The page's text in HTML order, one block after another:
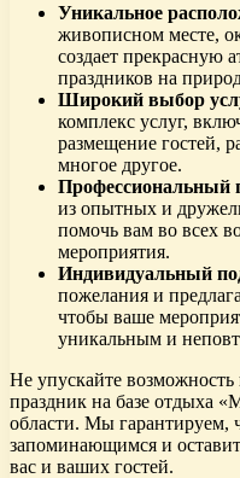
Уникальное
живописном месте,
создает прекрасную
праздников на
Широкий выбор
комплекс услуг,
размещение гостей,
многое другое.
Профессиональный
из опытных и
помочь вам во всех
мероприятия.
Индивидуальный
пожелания и
чтобы ваше
уникальным и
Не упускайте
праздник на базе отдыха
области. Мы гарантируем,
запоминающимся и
вас и ваших гостей.